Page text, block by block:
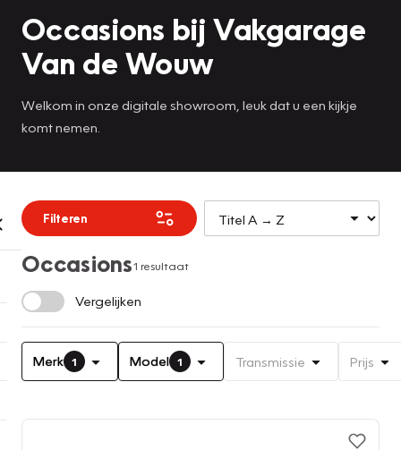
Occasions bij Vakgarage
Van de Wouw
Welkom in onze digitale showroom, leuk dat u een kijkje
komt nemen.
Filteren
Occasions1 resultaat
Vergelijken
Merk 1 Model 1 Transmissie Prijs